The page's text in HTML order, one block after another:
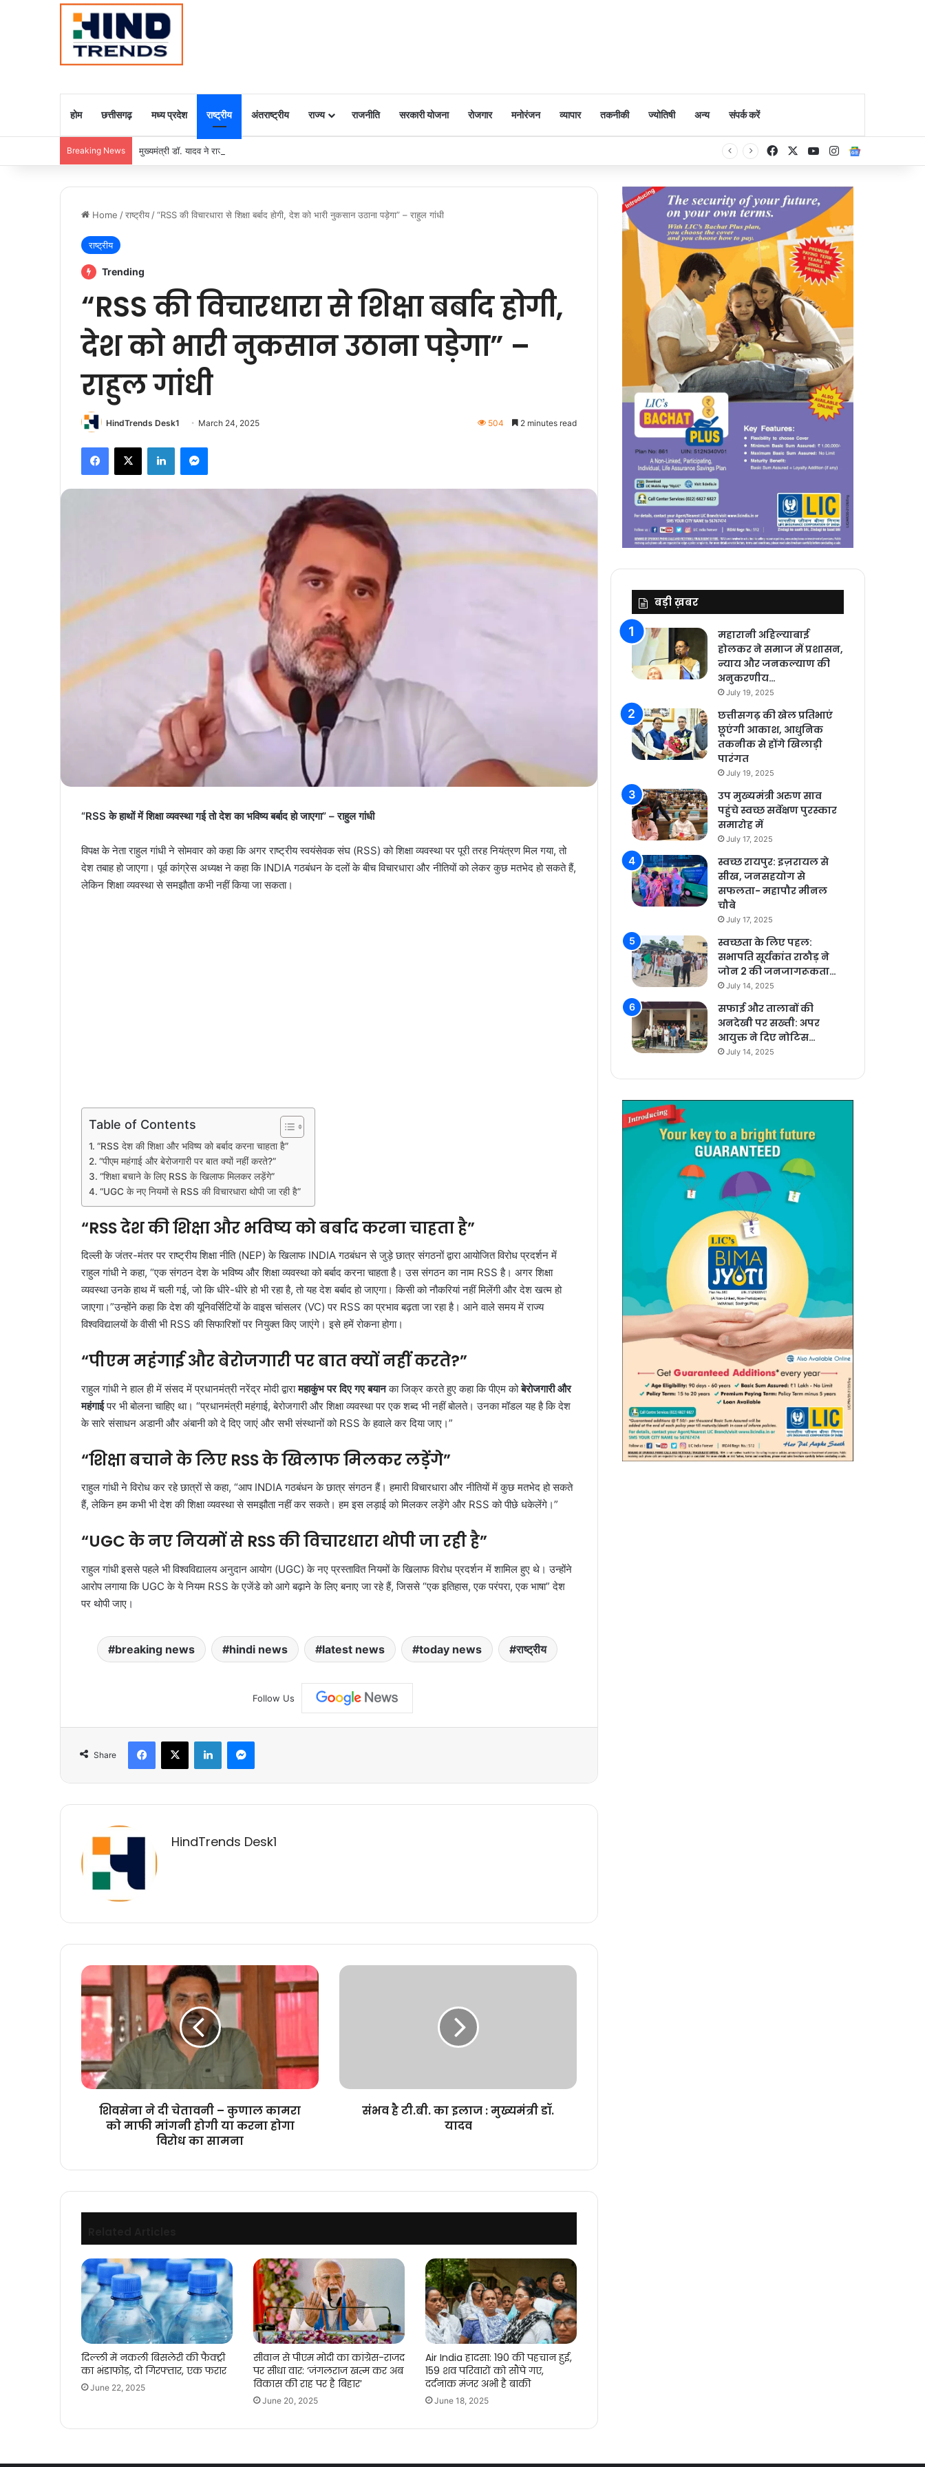
होम छत्तीसगढ़ मध्य प्रदेश राष्ट्रीय अंतराष्ट्रीय राज्य राजनीति सरकारी योजना रोजगार मनोरंजन व्यापार तकनीकी ज्योतिषी अन्य संपर्क करें
Breaking News मुख्यमंत्री डॉ. यादव ने राजा राममोहन राय की जयंती पर किया नमन FacebookYouTubeInstagram
Home /राष्ट्रीय /“RSS की विचारधारा से शिक्षा बर्बाद होगी, देश को भारी नुकसान उठाना पड़ेगा” – राहुल गांधी
राष्ट्रीय
Trending
“RSS की विचारधारा से शिक्षा बर्बाद होगी,
देश को भारी नुकसान उठाना पड़ेगा” –
राहुल गांधी
HindTrends Desk1 March 24, 2025 504 2 minutes read
Facebook
X LinkedInMessenger
“RSS के हाथों में शिक्षा व्यवस्था गई तो देश का भविष्य बर्बाद हो जाएगा” – राहुल गांधी
विपक्ष के नेता राहुल गांधी ने सोमवार को कहा कि अगर राष्ट्रीय स्वयंसेवक संघ (RSS) को शिक्षा व्यवस्था पर पूरी तरह नियंत्रण मिल गया, तो
देश तबाह हो जाएगा। पूर्व कांग्रेस अध्यक्ष ने कहा कि INDIA गठबंधन के दलों के बीच विचारधारा और नीतियों को लेकर कुछ मतभेद हो सकते हैं,
लेकिन शिक्षा व्यवस्था से समझौता कभी नहीं किया जा सकता।
Table of Contents
“RSS देश की शिक्षा और भविष्य को बर्बाद करना चाहता है”
“पीएम महंगाई और बेरोजगारी पर बात क्यों नहीं करते?”
“शिक्षा बचाने के लिए RSS के खिलाफ मिलकर लड़ेंगे”
“UGC के नए नियमों से RSS की विचारधारा थोपी जा रही है”
“RSS देश की शिक्षा और भविष्य को बर्बाद करना चाहता है”
दिल्ली के जंतर-मंतर पर राष्ट्रीय शिक्षा नीति (NEP) के खिलाफ INDIA गठबंधन से जुड़े छात्र संगठनों द्वारा आयोजित विरोध प्रदर्शन में
राहुल गांधी ने कहा, “एक संगठन देश के भविष्य और शिक्षा व्यवस्था को बर्बाद करना चाहता है। उस संगठन का नाम RSS है। अगर शिक्षा
व्यवस्था उनके हाथ में चली गई, जो कि धीरे-धीरे हो भी रहा है, तो यह देश बर्बाद हो जाएगा। किसी को नौकरियां नहीं मिलेंगी और देश खत्म हो
जाएगा।”उन्होंने कहा कि देश की यूनिवर्सिटियों के वाइस चांसलर (VC) पर RSS का प्रभाव बढ़ता जा रहा है। आने वाले समय में राज्य
विश्वविद्यालयों के वीसी भी RSS की सिफारिशों पर नियुक्त किए जाएंगे। इसे हमें रोकना होगा।
“पीएम महंगाई और बेरोजगारी पर बात क्यों नहीं करते?”
राहुल गांधी ने हाल ही में संसद में प्रधानमंत्री नरेंद्र मोदी द्वारामहाकुंभ पर दिए गए बयानका जिक्र करते हुए कहा कि पीएम कोबेरोजगारी और
महंगाईपर भी बोलना चाहिए था। “प्रधानमंत्री महंगाई, बेरोजगारी और शिक्षा व्यवस्था पर एक शब्द भी नहीं बोलते। उनका मॉडल यह है कि देश
के सारे संसाधन अडानी और अंबानी को दे दिए जाएं और सभी संस्थानों को RSS के हवाले कर दिया जाए।”
“शिक्षा बचाने के लिए RSS के खिलाफ मिलकर लड़ेंगे”
राहुल गांधी ने विरोध कर रहे छात्रों से कहा, “आप INDIA गठबंधन के छात्र संगठन हैं। हमारी विचारधारा और नीतियों में कुछ मतभेद हो सकते
हैं, लेकिन हम कभी भी देश की शिक्षा व्यवस्था से समझौता नहीं कर सकते। हम इस लड़ाई को मिलकर लड़ेंगे और RSS को पीछे धकेलेंगे।”
“UGC के नए नियमों से RSS की विचारधारा थोपी जा रही है”
राहुल गांधी इससे पहले भी विश्वविद्यालय अनुदान आयोग (UGC) के नए प्रस्तावित नियमों के खिलाफ विरोध प्रदर्शन में शामिल हुए थे। उन्होंने
आरोप लगाया कि UGC के ये नियम RSS के एजेंडे को आगे बढ़ाने के लिए बनाए जा रहे हैं, जिससे “एक इतिहास, एक परंपरा, एक भाषा” देश
पर थोपी जाए।
breaking news hindi news latest news today news राष्ट्रीय
Follow Us
Share
Facebook
X LinkedInMessenger
HindTrends Desk1
शिवसेना
ने
दी
चेतावनी
–
कामरा
को
माफी
विरोध
शिवसेना ने दी चेतावनी – कुणाल कामरा
को माफी मांगनी होगी या करना होगा
विरोध का सामना
संभव
यादव
संभव है टी.बी. का इलाज : मुख्यमंत्री डॉ.
यादव
दिल्ली में नकली बिसलेरी की फैक्ट्री
का भंडाफोड़, दो गिरफ्तार, एक फरार
June 22, 2025
सीवान से पीएम मोदी का कांग्रेस-राजद
पर सीधा वार: ‘जंगलराज खत्म कर अब
विकास की राह पर है बिहार’
June 20, 2025
Air India हादसा: 190 की पहचान हुई,
159 शव परिवारों को सौंपे गए,
दर्दनाक मंजर अभी है बाकी
June 18, 2025
बड़ी ख़बर
महारानी अहिल्याबाई
होलकर ने समाज में प्रशासन,
न्याय और जनकल्याण की
अनुकरणीय…
July 19, 2025
छत्तीसगढ़ की खेल प्रतिभाएं
छूएंगी आकाश, आधुनिक
तकनीक से होंगे खिलाड़ी
पारंगत
July 19, 2025
उप मुख्यमंत्री अरुण साव
पहुंचे स्वच्छ सर्वेक्षण पुरस्कार
समारोह में
July 17, 2025
स्वच्छ रायपुर: इज़रायल से
सीख, जनसहयोग से
सफलता- महापौर मीनल
चौबे
July 17, 2025
स्वच्छता के लिए पहल:
सभापति सूर्यकांत राठौड़ ने
जोन 2 की जनजागरूकता…
July 14, 2025
सफाई और तालाबों की
अनदेखी पर सख्ती: अपर
आयुक्त ने दिए नोटिस…
July 14, 2025